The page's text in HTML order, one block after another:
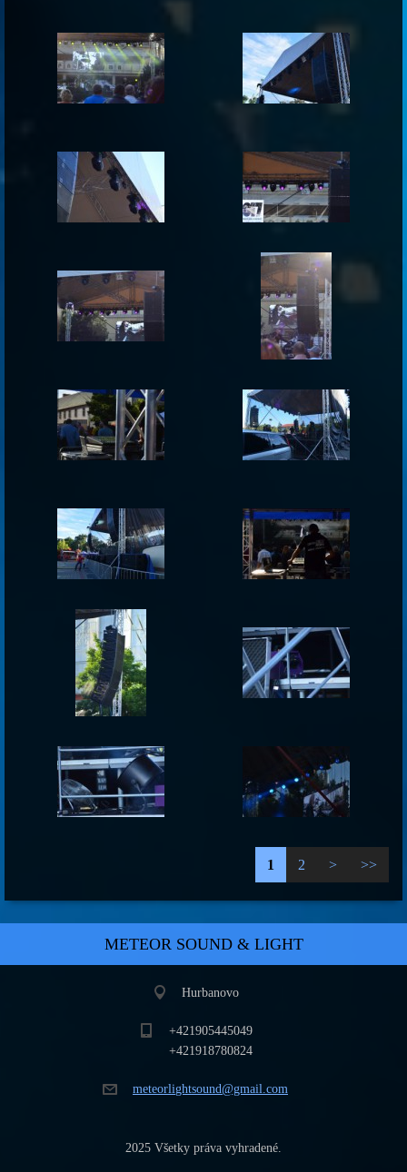
1 2 > >>
METEOR SOUND & LIGHT
Hurbanovo
+421905445049
+421918780824
meteorlightsound@gmail.com
2025 Všetky práva vyhradené.